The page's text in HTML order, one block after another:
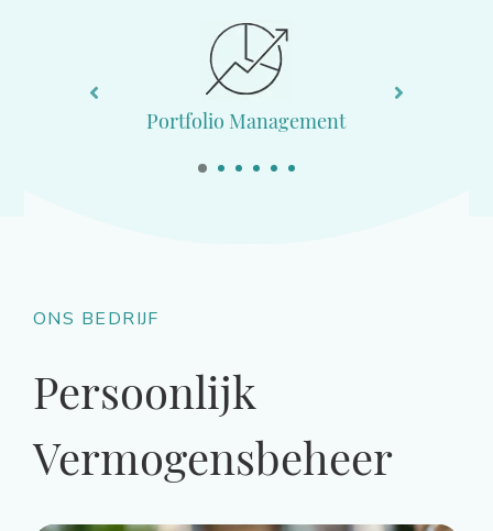
Portfolio Management
ONS BEDRIJF
Persoonlijk
Vermogensbeheer